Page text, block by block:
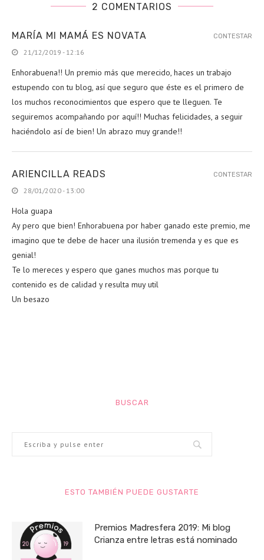
2 COMENTARIOS
MARÍA MI MAMÁ ES NOVATA
21/12/2019 - 12:16
Enhorabuena!! Un premio más que merecido, haces un trabajo
estupendo con tu blog, así que seguro que éste es el primero de
los muchos reconocimientos que espero que te lleguen. Te
seguiremos acompañando por aquí!! Muchas felicidades, a seguir
haciéndolo así de bien! Un abrazo muy grande!!
CONTESTAR
ARIENCILLA READS
28/01/2020 - 13:00
Hola guapa
Ay pero que bien! Enhorabuena por haber ganado este premio, me
imagino que te debe de hacer una ilusión tremenda y es que es
genial!
Te lo mereces y espero que ganes muchos mas porque tu
contenido es de calidad y resulta muy util
Un besazo
CONTESTAR
BUSCAR
ESTO TAMBIÉN PUEDE GUSTARTE
Premios Madresfera 2019: Mi blog
Crianza entre letras está nominado